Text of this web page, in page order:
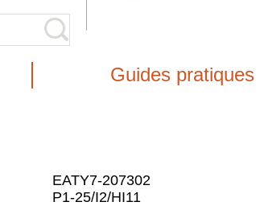
Guides pratiques
EATY7-207302
P1-25/I2/HI11